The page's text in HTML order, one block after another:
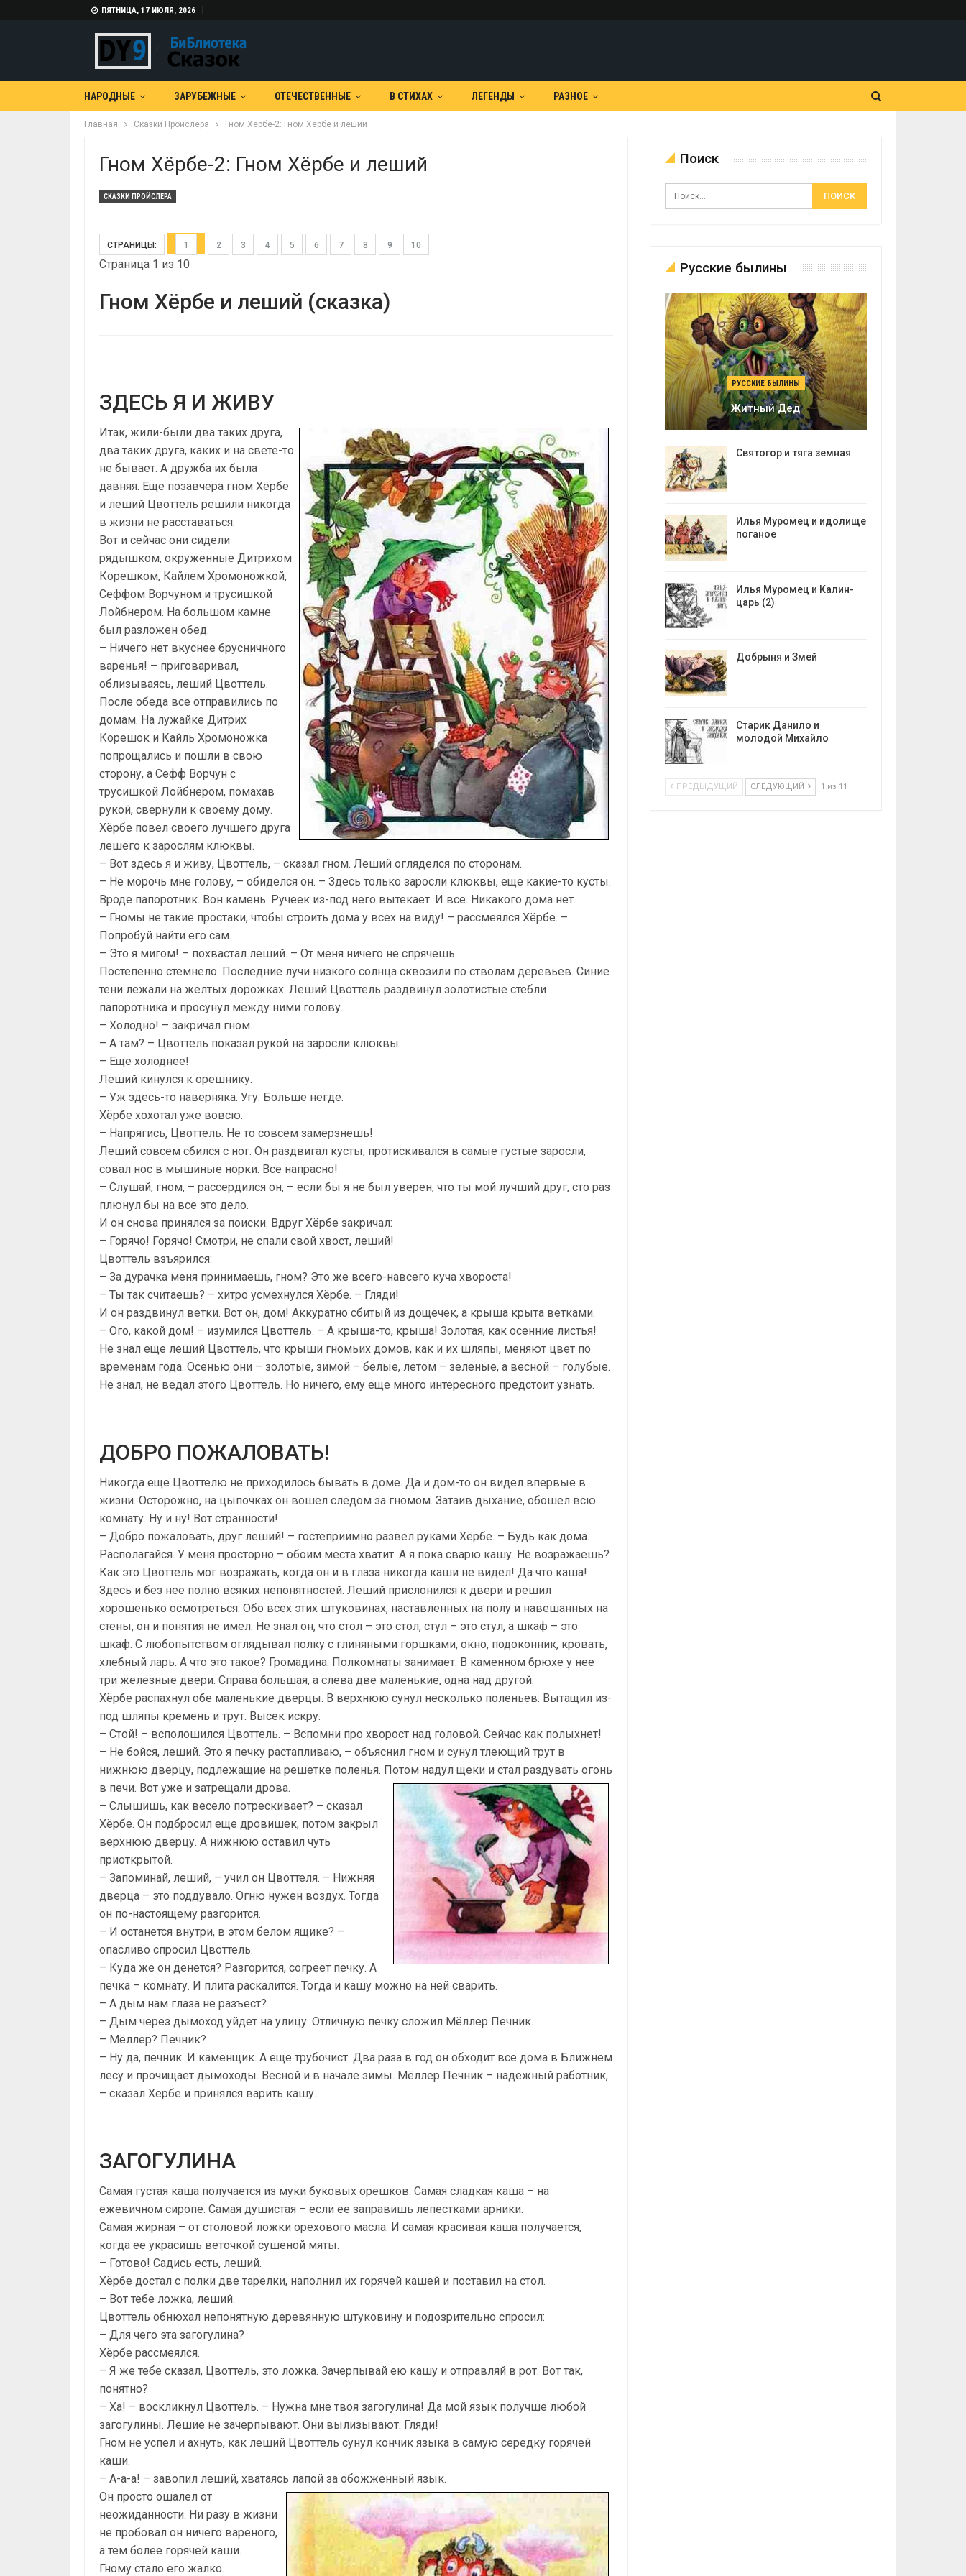
ПЯТНИЦА, 17 ИЮЛЯ, 2026
НАРОДНЫЕ ЗАРУБЕЖНЫЕ ОТЕЧЕСТВЕННЫЕ В СТИХАХ ЛЕГЕНДЫ РАЗНОЕ
Главная Сказки Пройслера Гном Хёрбе-2: Гном Хёрбе и леший
Гном Хёрбе-2: Гном Хёрбе и леший
СКАЗКИ ПРОЙСЛЕРА
СТРАНИЦЫ: 1 2 3 4 5 6 7 8 9 10
Страница 1 из 10
Гном Хёрбе и леший (сказка)
ЗДЕСЬ Я И ЖИВУ
Итак, жили-были два таких друга,
два таких друга, каких и на свете-то
не бывает. А дружба их была
давняя. Еще позавчера гном Хёрбе
и леший Цвоттель решили никогда
в жизни не расставаться.
Вот и сейчас они сидели
рядышком, окруженные Дитрихом
Корешком, Кайлем Хромоножкой,
Сеффом Ворчуном и трусишкой
Лойбнером. На большом камне
был разложен обед.
– Ничего нет вкуснее брусничного
варенья! – приговаривал,
облизываясь, леший Цвоттель.
После обеда все отправились по
домам. На лужайке Дитрих
Корешок и Кайль Хромоножка
попрощались и пошли в свою
сторону, а Сефф Ворчун с
трусишкой Лойбнером, помахав
рукой, свернули к своему дому.
Хёрбе повел своего лучшего друга
лешего к зарослям клюквы.
– Вот здесь я и живу, Цвоттель, – сказал гном. Леший огляделся по сторонам.
– Не морочь мне голову, – обиделся он. – Здесь только заросли клюквы, еще какие-то кусты.
Вроде папоротник. Вон камень. Ручеек из-под него вытекает. И все. Никакого дома нет.
– Гномы не такие простаки, чтобы строить дома у всех на виду! – рассмеялся Хёрбе. –
Попробуй найти его сам.
– Это я мигом! – похвастал леший. – От меня ничего не спрячешь.
Постепенно стемнело. Последние лучи низкого солнца сквозили по стволам деревьев. Синие
тени лежали на желтых дорожках. Леший Цвоттель раздвинул золотистые стебли
папоротника и просунул между ними голову.
– Холодно! – закричал гном.
– А там? – Цвоттель показал рукой на заросли клюквы.
– Еще холоднее!
Леший кинулся к орешнику.
– Уж здесь-то наверняка. Угу. Больше негде.
Хёрбе хохотал уже вовсю.
– Напрягись, Цвоттель. Не то совсем замерзнешь!
Леший совсем сбился с ног. Он раздвигал кусты, протискивался в самые густые заросли,
совал нос в мышиные норки. Все напрасно!
– Слушай, гном, – рассердился он, – если бы я не был уверен, что ты мой лучший друг, сто раз
плюнул бы на все это дело.
И он снова принялся за поиски. Вдруг Хёрбе закричал:
– Горячо! Горячо! Смотри, не спали свой хвост, леший!
Цвоттель взъярился:
– За дурачка меня принимаешь, гном? Это же всего-навсего куча хвороста!
– Ты так считаешь? – хитро усмехнулся Хёрбе. – Гляди!
И он раздвинул ветки. Вот он, дом! Аккуратно сбитый из дощечек, а крыша крыта ветками.
– Ого, какой дом! – изумился Цвоттель. – А крыша-то, крыша! Золотая, как осенние листья!
Не знал еще леший Цвоттель, что крыши гномьих домов, как и их шляпы, меняют цвет по
временам года. Осенью они – золотые, зимой – белые, летом – зеленые, а весной – голубые.
Не знал, не ведал этого Цвоттель. Но ничего, ему еще много интересного предстоит узнать.
ДОБРО ПОЖАЛОВАТЬ!
Никогда еще Цвоттелю не приходилось бывать в доме. Да и дом-то он видел впервые в
жизни. Осторожно, на цыпочках он вошел следом за гномом. Затаив дыхание, обошел всю
комнату. Ну и ну! Вот странности!
– Добро пожаловать, друг леший! – гостеприимно развел руками Хёрбе. – Будь как дома.
Располагайся. У меня просторно – обоим места хватит. А я пока сварю кашу. Не возражаешь?
Как это Цвоттель мог возражать, когда он и в глаза никогда каши не видел! Да что каша!
Здесь и без нее полно всяких непонятностей. Леший прислонился к двери и решил
хорошенько осмотреться. Обо всех этих штуковинах, наставленных на полу и навешанных на
стены, он и понятия не имел. Не знал он, что стол – это стол, стул – это стул, а шкаф – это
шкаф. С любопытством оглядывал полку с глиняными горшками, окно, подоконник, кровать,
хлебный ларь. А что это такое? Громадина. Полкомнаты занимает. В каменном брюхе у нее
три железные двери. Справа большая, а слева две маленькие, одна над другой.
Хёрбе распахнул обе маленькие дверцы. В верхнюю сунул несколько поленьев. Вытащил из-
под шляпы кремень и трут. Высек искру.
– Стой! – всполошился Цвоттель. – Вспомни про хворост над головой. Сейчас как полыхнет!
– Не бойся, леший. Это я печку растапливаю, – объяснил гном и сунул тлеющий трут в
нижнюю дверцу, подлежащие на решетке поленья. Потом надул щеки и стал раздувать огонь
в печи. Вот уже и затрещали дрова.
– Слышишь, как весело потрескивает? – сказал
Хёрбе. Он подбросил еще дровишек, потом закрыл
верхнюю дверцу. А нижнюю оставил чуть
приоткрытой.
– Запоминай, леший, – учил он Цвоттеля. – Нижняя
дверца – это поддувало. Огню нужен воздух. Тогда
он по-настоящему разгорится.
– И останется внутри, в этом белом ящике? –
опасливо спросил Цвоттель.
– Куда же он денется? Разгорится, согреет печку. А
печка – комнату. И плита раскалится. Тогда и кашу можно на ней сварить.
– А дым нам глаза не разъест?
– Дым через дымоход уйдет на улицу. Отличную печку сложил Мёллер Печник.
– Мёллер? Печник?
– Ну да, печник. И каменщик. А еще трубочист. Два раза в год он обходит все дома в Ближнем
лесу и прочищает дымоходы. Весной и в начале зимы. Мёллер Печник – надежный работник,
– сказал Хёрбе и принялся варить кашу.
ЗАГОГУЛИНА
Самая густая каша получается из муки буковых орешков. Самая сладкая каша – на
ежевичном сиропе. Самая душистая – если ее заправишь лепестками арники.
Самая жирная – от столовой ложки орехового масла. И самая красивая каша получается,
когда ее украсишь веточкой сушеной мяты.
– Готово! Садись есть, леший.
Хёрбе достал с полки две тарелки, наполнил их горячей кашей и поставил на стол.
– Вот тебе ложка, леший.
Цвоттель обнюхал непонятную деревянную штуковину и подозрительно спросил:
– Для чего эта загогулина?
Хёрбе рассмеялся.
– Я же тебе сказал, Цвоттель, это ложка. Зачерпывай ею кашу и отправляй в рот. Вот так,
понятно?
– Ха! – воскликнул Цвоттель. – Нужна мне твоя загогулина! Да мой язык получше любой
загогулины. Лешие не зачерпывают. Они вылизывают. Гляди!
Гном не успел и ахнуть, как леший Цвоттель сунул кончик языка в самую середку горячей
каши.
– А-а-а! – завопил леший, хватаясь лапой за обожженный язык.
Он просто ошалел от
неожиданности. Ни разу в жизни
не пробовал он ничего вареного,
а тем более горячей каши.
Гному стало его жалко.
Поиск
Русские былины
РУССКИЕ БЫЛИНЫ
Житный Дед
Святогор и тяга земная
Илья Муромец и идолище
поганое
Илья Муромец и Калин-
царь (2)
Добрыня и Змей
Старик Данило и
молодой Михайло
ПРЕДЫДУЩИЙ СЛЕДУЮЩИЙ 1 из 11